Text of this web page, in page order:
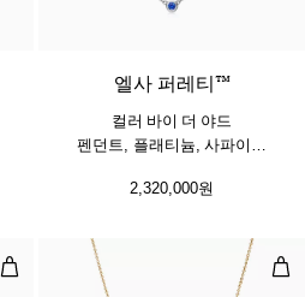
2 소재
엘사 퍼레티™
컬러 바이 더 야드
펜던트, 플래티늄, 사파이어
2,320,000원
빈 디자인 이어링, 옐로우 골드, 9mm
빈